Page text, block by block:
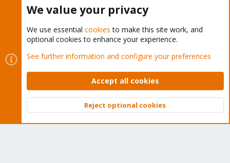
Cookies
Proxmox Support Forum - Light Mode
Contact us
Terms and rules Privacy policy Help Home
Community platform by XenForo © 2010-2026 XenForo Ltd.
Top
We value your privacy
We use essential cookies to make this site work, and
optional cookies to enhance your experience.
See further information and configure your preferences
Accept all cookies
Reject optional cookies